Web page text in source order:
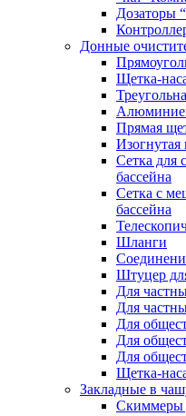
Дозаторы
Донные
Щетка-
Прямая
Изогнутая
Сетка для
бассейна
Сетка с
бассейна
Шланги
Штуцер
Для
Для
Для
Для
Для
Щетка-
Закладные в
Скиммеры